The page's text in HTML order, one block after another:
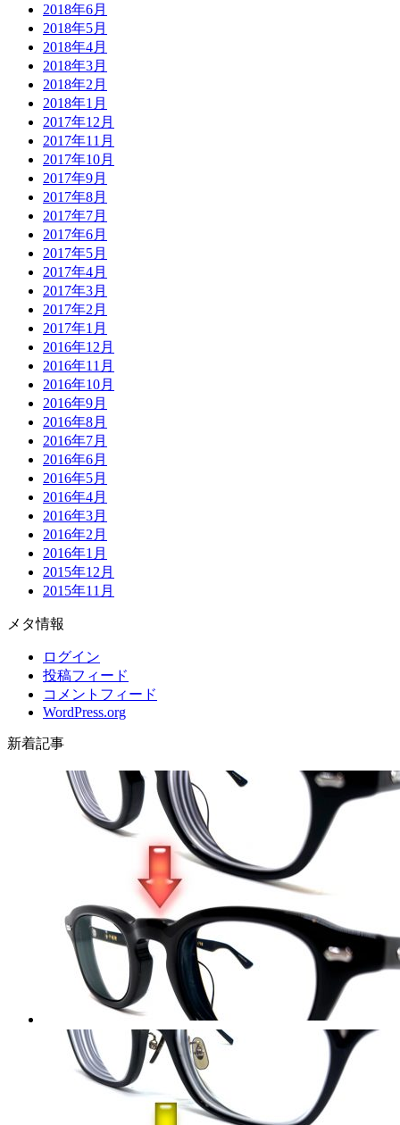
2018年6月
2018年5月
2018年4月
2018年3月
2018年2月
2018年1月
2017年12月
2017年11月
2017年10月
2017年9月
2017年8月
2017年7月
2017年6月
2017年5月
2017年4月
2017年3月
2017年2月
2017年1月
2016年12月
2016年11月
2016年10月
2016年9月
2016年8月
2016年7月
2016年6月
2016年5月
2016年4月
2016年3月
2016年2月
2016年1月
2015年12月
2015年11月
メタ情報
ログイン
投稿フィード
コメントフィード
WordPress.org
新着記事